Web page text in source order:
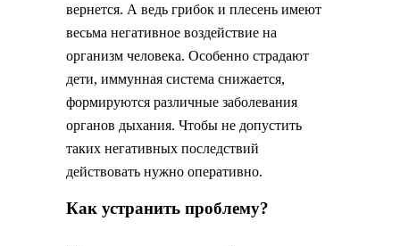
вернется. А ведь грибок и плесень имеют
весьма негативное воздействие на
организм человека. Особенно страдают
дети, иммунная система снижается,
формируются различные заболевания
органов дыхания. Чтобы не допустить
таких негативных последствий
действовать нужно оперативно.
Как устранить проблему?